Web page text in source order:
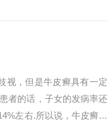
视，但是牛皮癣具有一定
者的话，子女的发病率还
左右.所以说，牛皮癣具